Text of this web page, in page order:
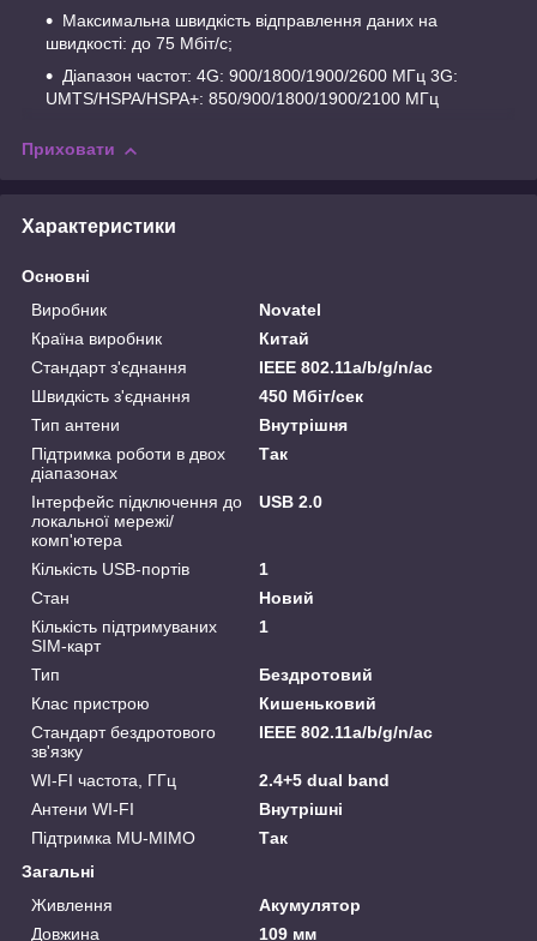
Максимальна швидкість відправлення даних на
швидкості: до 75 Мбіт/с;
Діапазон частот: 4G: 900/1800/1900/2600 МГц 3G:
UMTS/HSPA/HSPA+: 850/900/1800/1900/2100 МГц
Приховати
Характеристики
Основні
Виробник
Novatel
Країна виробник
Китай
Стандарт з'єднання
IEEE 802.11а/b/g/n/ас
Швидкість з'єднання
450 Мбіт/сек
Тип антени
Внутрішня
Підтримка роботи в двох
діапазонах
Так
Інтерфейс підключення до
локальної мережі/
комп'ютера
USB 2.0
Кількість USB-портів
1
Стан
Новий
Кількість підтримуваних
SIM-карт
1
Тип
Бездротовий
Клас пристрою
Кишеньковий
Стандарт бездротового
зв'язку
IEEE 802.11а/b/g/n/ас
WI-FI частота, ГГц
2.4+5 dual band
Антени WI-FI
Внутрішні
Підтримка MU-MIMO
Так
Загальні
Живлення
Акумулятор
Довжина
109 мм